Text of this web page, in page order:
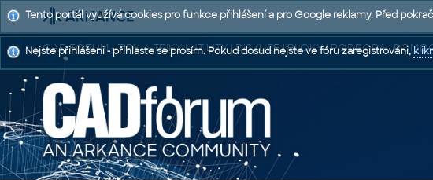
CAD FÓRUM - TIPY A TRIKY | UTILITY | DISKUZE | BLOKY | PODPORA |
Tento portál využívá cookies pro funkce přihlášení a pro Google reklamy. Před
Nejste přihlášeni - přihlaste se prosím. Pokud dosud nejste ve fóru zaregistrováni,